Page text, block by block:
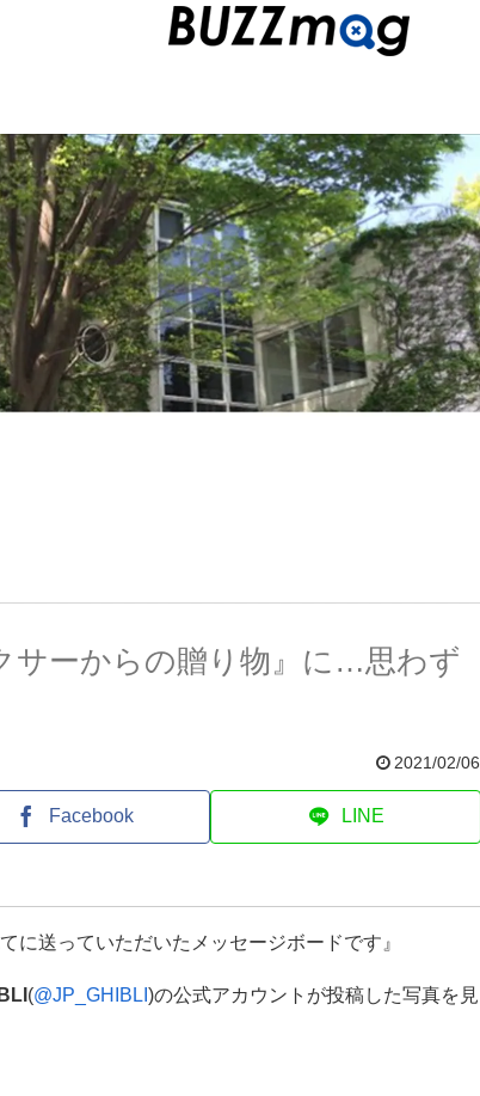
サーからの贈り物』に…思わず
2021/02/06
Facebook LINE
に送っていただいたメッセージボードです』
(@JP_GHIBLI )の公式アカウントが投稿した写真を見